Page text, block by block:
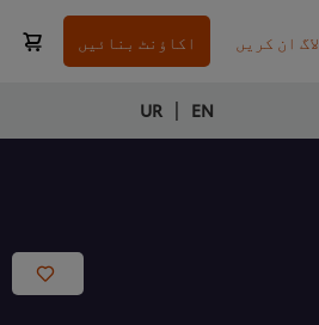
لاگ ان کریں اکاؤنٹ بنائیں
EN
|
UR